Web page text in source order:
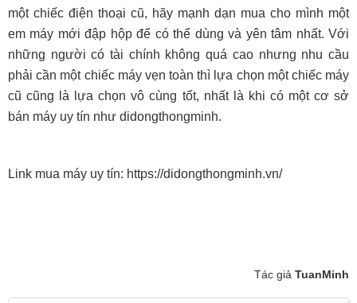
một chiếc điện thoại cũ, hãy mạnh dạn mua cho mình một
em máy mới đập hộp để có thể dùng và yên tâm nhất. Với
những người có tài chính không quá cao nhưng nhu cầu
phải cần một chiếc máy vẹn toàn thì lựa chọn một chiếc máy
cũ cũng là lựachọn vô cùng tốt, nhất là khi có một cơ sở
bán máy uy tín như didongthongminh.
Link mua máy uy tín: https://didongthongminh.vn/
Tác giả TuanMinh